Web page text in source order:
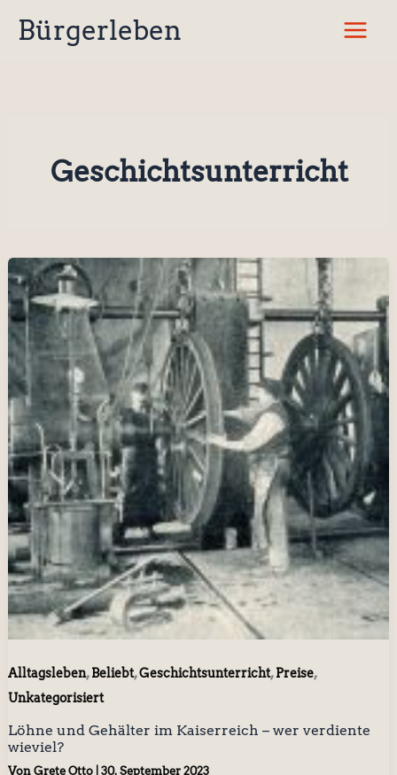
InhaltBürgerleben
Geschichtsunterricht
Alltagsleben,Beliebt,Geschichtsunterricht,Preise,
Unkategorisiert
Löhne und Gehälter im Kaiserreich – wer verdiente
wieviel?
Von Grete Otto 30. September 2023